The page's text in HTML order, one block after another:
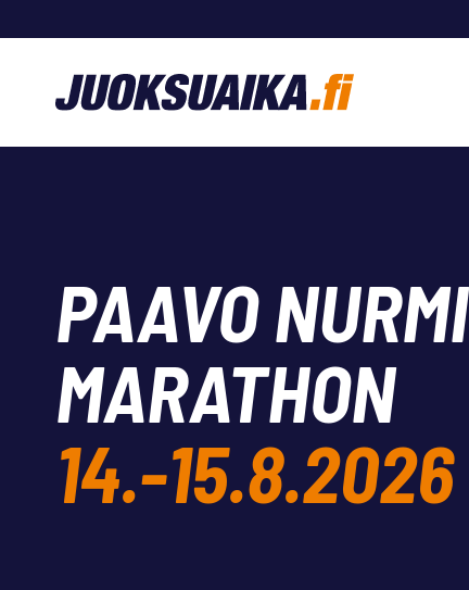
sisältöön
PAAVO NURMI
MARATHON
14.-15.8.2026